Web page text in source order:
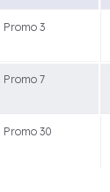
Promo 3
Promo 7
Promo 30